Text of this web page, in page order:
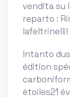
vendita su
reparto :
lafeltrinelli!
Intanto
édition
étoiles21